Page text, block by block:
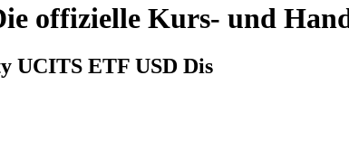
offizielle Kurs- und
UCITS ETF USD Dis